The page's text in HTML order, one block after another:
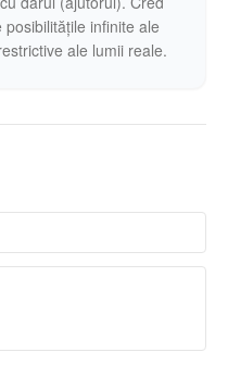
infinite ale
ale lumii reale.